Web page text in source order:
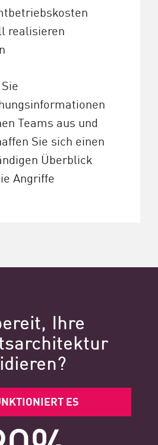
realisieren
Teams aus und
Sie sich einen
Überblick
Angriffe
Ihre
ES